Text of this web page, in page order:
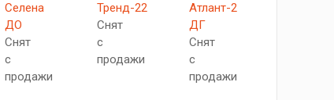
Селена
ДО
Снят
с
продажи
Тренд-22
Снят
с
продажи
Атлант-2
ДГ
Снят
с
продажи